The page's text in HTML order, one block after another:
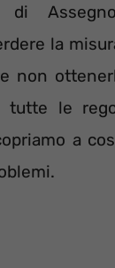
di
la
non
tutte le
a